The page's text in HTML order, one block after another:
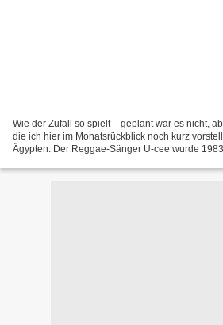
Wie der Zufall so spielt – geplant war es nicht,
die ich hier im Monatsrückblick noch kurz
Ägypten. Der Reggae-Sänger U-cee wurde